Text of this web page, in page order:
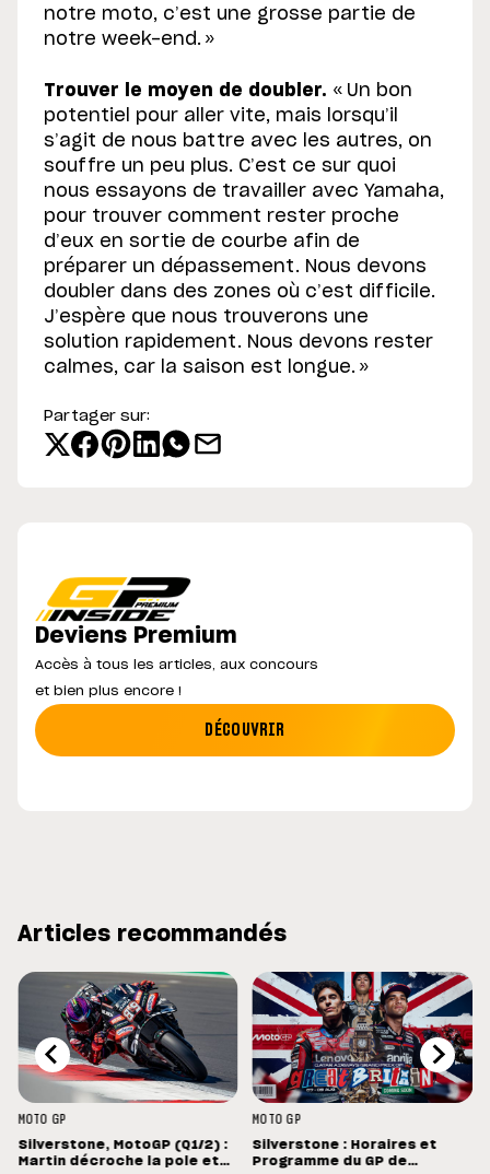
notre moto, c’est une grosse partie de
notre week-end. »
Trouver le moyen de doubler. « Un bon
potentiel pour aller vite, mais lorsqu’il
s’agit de nous battre avec les autres, on
souffre un peu plus. C’est ce sur quoi
nous essayons de travailler avec Yamaha,
pour trouver comment rester proche
d’eux en sortie de courbe afin de
préparer un dépassement. Nous devons
doubler dans des zones où c’est difficile.
J’espère que nous trouverons une
solution rapidement. Nous devons rester
calmes, car la saison est longue. »
Partager sur:
Deviens Premium
Accès à tous les articles, aux concours
et bien plus encore !
DÉCOUVRIR
Articles recommandés
MOTO GP
Silverstone, MotoGP (Q1/2) :
Martin décroche la pole et
MOTO GP
Silverstone : Horaires et
Programme du GP de